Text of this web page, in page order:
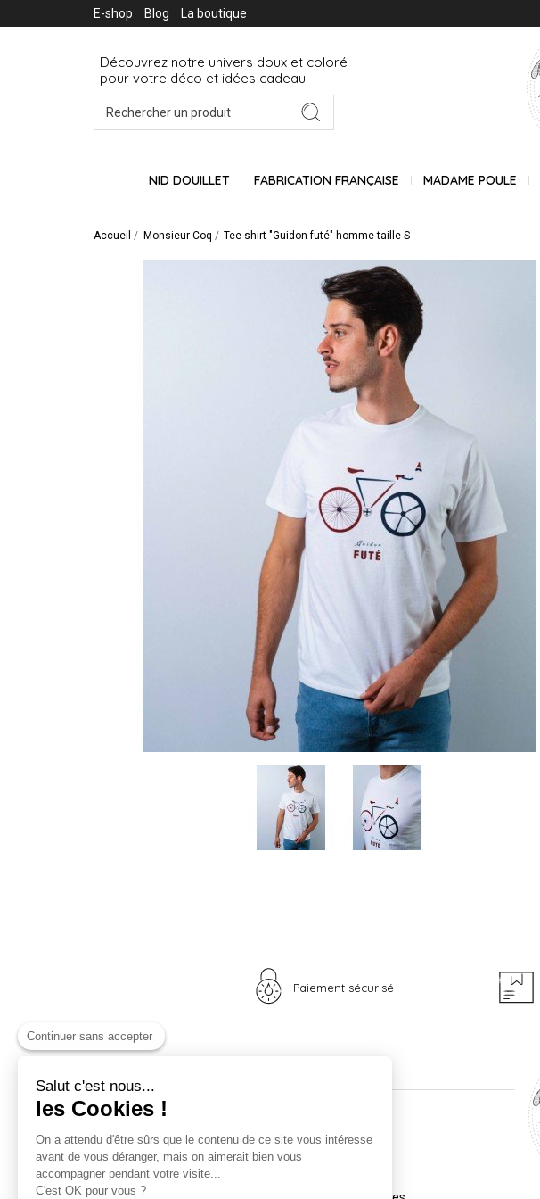
E-shop Blog La boutique
Découvrez notre univers doux et coloré
pour votre déco et idées cadeau
NID DOUILLET FABRICATION FRANÇAISE MADAME POULE
Accueil Monsieur Coq Tee-shirt "Guidon futé" homme taille S
Paiement sécurisé
Nos univers
Nid douillet
Madame Poule
Informations
La boutique
Continuer sans accepter
Salut c'est nous...
les Cookies !
On a attendu d'être sûrs que le contenu de ce site vous intéresse
avant de vous déranger, mais on aimerait bien vous
accompagner pendant votre visite...
C'est OK pour vous ?